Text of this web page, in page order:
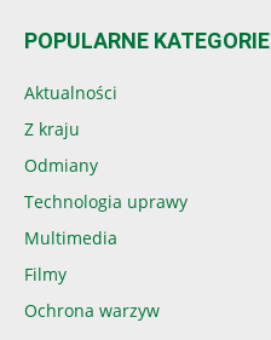
POPULARNE KATEGORIE
Aktualności
Z kraju
Odmiany
Technologia uprawy
Multimedia
Filmy
Ochrona warzyw